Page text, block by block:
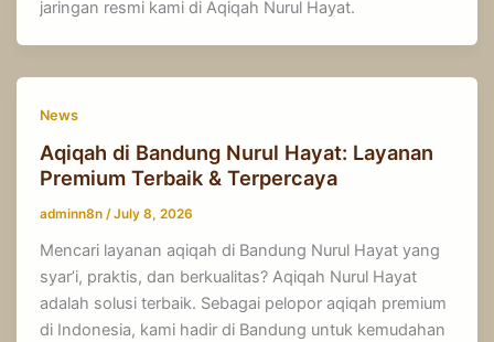
jaringan resmi kami di Aqiqah Nurul Hayat.
News
Aqiqah di Bandung Nurul Hayat: Layanan
Premium Terbaik & Terpercaya
adminn8n/July 8, 2026
Mencari layanan aqiqah di Bandung Nurul Hayat yang
syar’i, praktis, dan berkualitas? Aqiqah Nurul Hayat
adalah solusi terbaik. Sebagai pelopor aqiqah premium
di Indonesia, kami hadir di Bandung untuk kemudahan